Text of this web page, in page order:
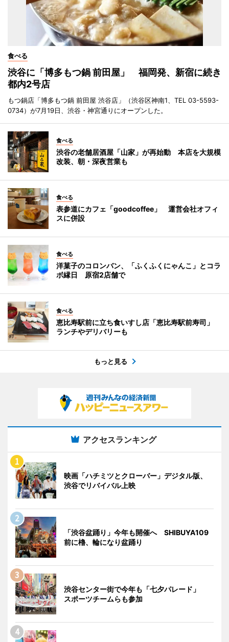
食べる
渋谷に「博多もつ鍋 前田屋」 福岡発、新宿に続き
都内2号店
もつ鍋店「博多もつ鍋 前田屋 渋谷店」（渋谷区神南1、TEL 03-5593-
0734）が7月19日、渋谷・神宮通りにオープンした。
食べる
渋谷の老舗居酒屋「山家」が再始動 本店を大規模
改装、朝・深夜営業も
食べる
表参道にカフェ「goodcoffee」 運営会社オフィ
スに併設
食べる
洋菓子のコロンバン、「ふくふくにゃんこ」とコラ
ボ縁日 原宿2店舗で
食べる
恵比寿駅前に立ち食いすし店「恵比寿駅前寿司」
ランチやデリバリーも
もっと見る
アクセスランキング
映画「ハチミツとクローバー」デジタル版、
渋谷でリバイバル上映
「渋谷盆踊り」今年も開催へ SHIBUYA109
前に櫓、輪になり盆踊り
渋谷センター街で今年も「七夕パレード」
スポーツチームらも参加